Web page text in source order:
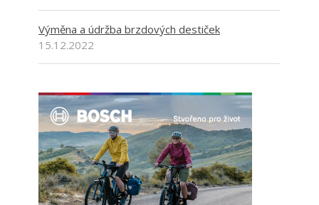
Výměna a údržba brzdových destiček
15.12.2022